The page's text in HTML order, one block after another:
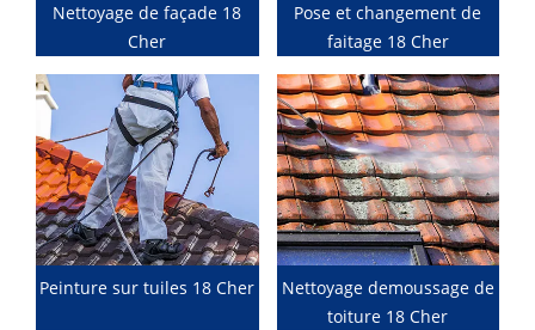
Nettoyage de façade 18
Cher
Pose et changement de
faitage 18 Cher
Peinture sur tuiles 18 Cher
Nettoyage demoussage de
toiture 18 Cher